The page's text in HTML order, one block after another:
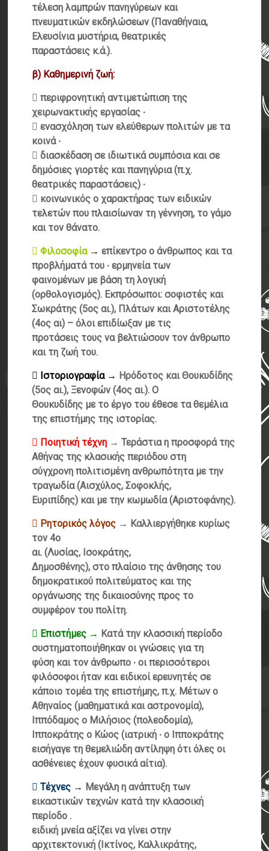
τέλεση λαμπρών πανηγύρεων και
πνευματικών εκδηλώσεων (Παναθήναια,
Ελευσίνια μυστήρια, θεατρικές
παραστάσεις κ.ά.).
β) Καθημερινή ζωή:
 περιφρονητική αντιμετώπιση της
χειρωνακτικής εργασίας ∙
 ενασχόληση των ελεύθερων πολιτών με τα
κοινά ∙
 διασκέδαση σε ιδιωτικά συμπόσια και σε
δημόσιες γιορτές και πανηγύρια (π.χ.
θεατρικές παραστάσεις) ∙
 κοινωνικός ο χαρακτήρας των ειδικών
τελετών που πλαισίωναν τη γέννηση, το γάμο
και τον θάνατο.
 Φιλοσοφία→ επίκεντρο ο άνθρωπος και τα
προβλήματά του ∙ ερμηνεία των
φαινομένων με βάση τη λογική
(ορθολογισμός). Εκπρόσωποι: σοφιστές και
Σωκράτης (5ος αι.), Πλάτων και Αριστοτέλης
(4ος αι) – όλοι επιδίωξαν με τις
προτάσεις τους να βελτιώσουν τον άνθρωπο
και τη ζωή του.
 Ιστοριογραφία → Ηρόδοτος και Θουκυδίδης
(5ος αι.), Ξενοφών (4ος αι.). Ο
Θουκυδίδης με το έργο του έθεσε τα θεμέλια
της επιστήμης της ιστορίας.
 Ποιητική τέχνη → Τεράστια η προσφορά της
Αθήνας της κλασικής περιόδου στη
σύγχρονη πολιτισμένη ανθρωπότητα με την
τραγωδία (Αισχύλος, Σοφοκλής,
Ευριπίδης) και με την κωμωδία (Αριστοφάνης).
 Ρητορικός λόγος → Καλλιεργήθηκε κυρίως
τον 4ο
αι. (Λυσίας, Ισοκράτης,
Δημοσθένης), στο πλαίσιο της άνθησης του
δημοκρατικού πολιτεύματος και της
οργάνωσης της δικαιοσύνης προς το
συμφέρον του πολίτη.
 Επιστήμες → Κατά την κλασσική περίοδο
συστηματοποιήθηκαν οι γνώσεις για τη
φύση και τον άνθρωπο ∙ οι περισσότεροι
φιλόσοφοι ήταν και ειδικοί ερευνητές σε
κάποιο τομέα της επιστήμης, π.χ. Μέτων ο
Αθηναίος (μαθηματικά και αστρονομία),
Ιππόδαμος ο Μιλήσιος (πολεοδομία),
Ιπποκράτης ο Κώος (ιατρική ∙ ο Ιπποκράτης
εισήγαγε τη θεμελιώδη αντίληψη ότι όλες οι
ασθένειες έχουν φυσικά αίτια).
 Τέχνες → Μεγάλη η ανάπτυξη των
εικαστικών τεχνών κατά την κλασσική
περίοδο .
ειδική μνεία αξίζει να γίνει στην
αρχιτεκτονική (Ικτίνος, Καλλικράτης,